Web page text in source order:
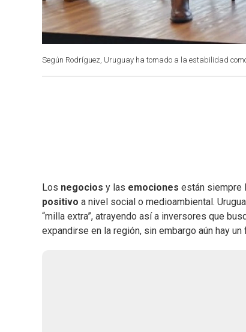
Según Rodríguez, Uruguay ha tomado a la estabilidad
Los negocios y las emociones están siempre
positivo a nivel social o medioambiental.
“milla extra”, atrayendo así a inversores que
expandirse en la región, sin embargo aún hay